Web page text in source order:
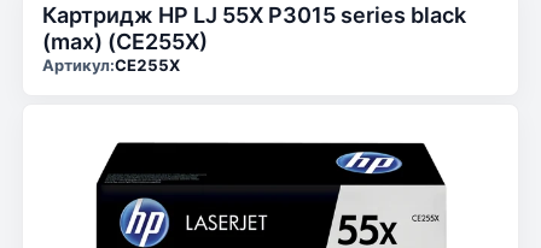
Картридж HP LJ 55X P3015 series black
(max) (CE255X)
Артикул:CE255X